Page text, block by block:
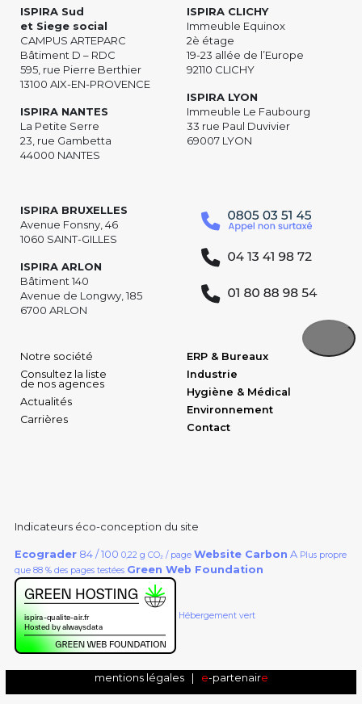
ISPIRA Sud
et Siege social
CAMPUS ARTEPARC
Bâtiment D – RDC
595, rue Pierre Berthier
13100 AIX-EN-PROVENCE
ISPIRA NANTES
La Petite Serre
23, rue Gambetta
44000 NANTES
ISPIRA CLICHY
Immeuble Equinox
2è étage
19-23 allée de l’Europe
92110 CLICHY
ISPIRA LYON
Immeuble Le Faubourg
33 rue Paul Duvivier
69007 LYON
ISPIRA BRUXELLES
Avenue Fonsny, 46
1060 SAINT-GILLES
ISPIRA ARLON
Bâtiment 140
Avenue de Longwy, 185
6700 ARLON
Notre société
Consultez la liste
de nos agences
Actualités
Carrières
ERP & Bureaux
Industrie
Hygiène & Médical
Environnement
Contact
Indicateurs éco-conception du site
Ecograder 84 / 100 0,22 g CO₂ / page Website Carbon A Plus propre
que 88 % des pages testées Green Web Foundation
Hébergement vert
mentions légales| e-partenaire